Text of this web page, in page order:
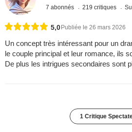
7 abonnés 219 critiques
5,0 Publiée le 26 mars 2026
Un concept très intéressant pour un
le couple principal et leur romance, ils
De plus les intrigues secondaires sont
1 Critique